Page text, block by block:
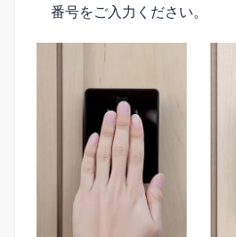
番号をご入力ください。